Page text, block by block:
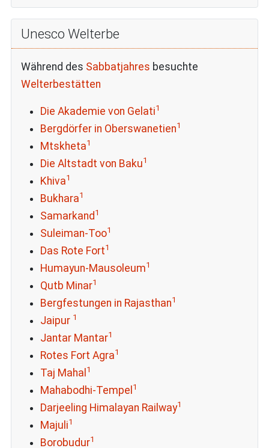
Unesco Welterbe
Während des Sabbatjahres besuchte
Welterbestätten
Die Akademie von Gelati1
Bergdörfer in Oberswanetien1
Mtskheta1
Die Altstadt von Baku1
Khiva1
Bukhara1
Samarkand 1
Suleiman-Too1
Das Rote Fort1
Humayun-Mausoleum1
Qutb Minar1
Bergfestungen in Rajasthan1
Jaipur 1
Jantar Mantar1
Rotes Fort Agra1
Taj Mahal 1
Mahabodhi-Tempel 1
Darjeeling Himalayan Railway1
Majuli1
Borobudur1